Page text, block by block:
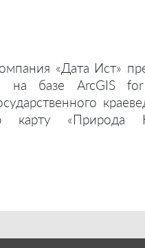
«Дата Ист»
на базе ArcGIS
карту «Природа